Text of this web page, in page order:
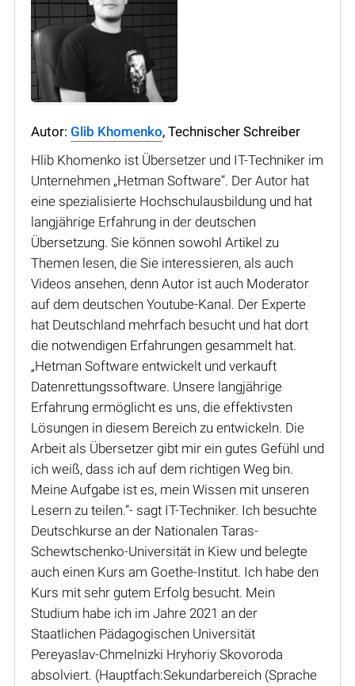
Autor: Glib Khomenko, Technischer Schreiber
Hlib Khomenko ist Übersetzer und IT-Techniker im
Unternehmen „Hetman Software“. Der Autor hat
eine spezialisierte Hochschulausbildung und hat
langjährige Erfahrung in der deutschen
Übersetzung. Sie können sowohl Artikel zu
Themen lesen, die Sie interessieren, als auch
Videos ansehen, denn Autor ist auch Moderator
auf dem deutschen Youtube-Kanal. Der Experte
hat Deutschland mehrfach besucht und hat dort
die notwendigen Erfahrungen gesammelt hat.
„Hetman Software entwickelt und verkauft
Datenrettungssoftware. Unsere langjährige
Erfahrung ermöglicht es uns, die effektivsten
Lösungen in diesem Bereich zu entwickeln. Die
Arbeit als Übersetzer gibt mir ein gutes Gefühl und
ich weiß, dass ich auf dem richtigen Weg bin.
Meine Aufgabe ist es, mein Wissen mit unseren
Lesern zu teilen.“- sagt IT-Techniker. Ich besuchte
Deutschkurse an der Nationalen Taras-
Schewtschenko-Universität in Kiew und belegte
auch einen Kurs am Goethe-Institut. Ich habe den
Kurs mit sehr gutem Erfolg besucht. Mein
Studium habe ich im Jahre 2021 an der
Staatlichen Pädagogischen Universität
Pereyaslav-Chmelnizki Hryhoriy Skovoroda
absolviert. (Hauptfach:Sekundarbereich (Sprache